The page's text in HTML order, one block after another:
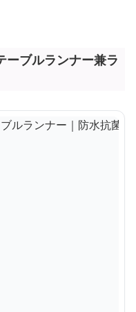
ーブルランナー兼ラ